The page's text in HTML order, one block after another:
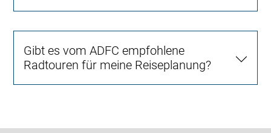
Gibt es vom ADFC empfohlene
Radtouren für meine Reiseplanung?